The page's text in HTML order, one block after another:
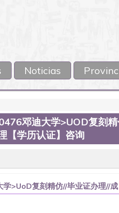
Noticias
邓迪大学>UOD复刻
【学历认证】咨询
>UoD复刻精仿//毕业证办理//成